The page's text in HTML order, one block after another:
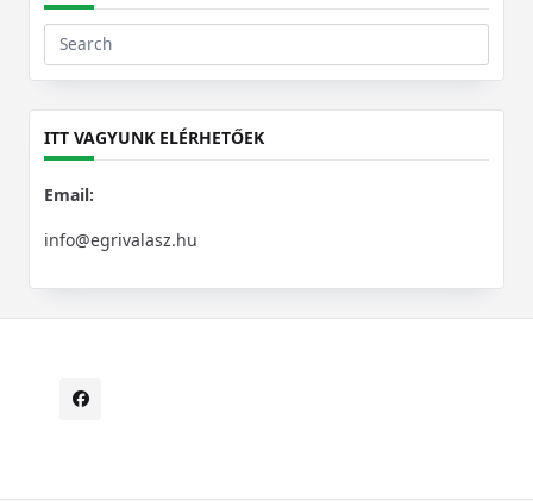
Search
for:
ITT VAGYUNK ELÉRHETŐEK
Email:
info@egrivalasz.hu